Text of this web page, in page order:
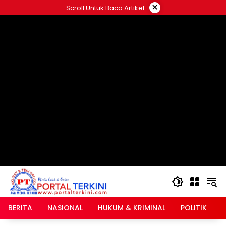
ke
Scroll Untuk Baca Artikel ×
BERITA NASIONAL HUKUM & KRIMINAL POLITIK